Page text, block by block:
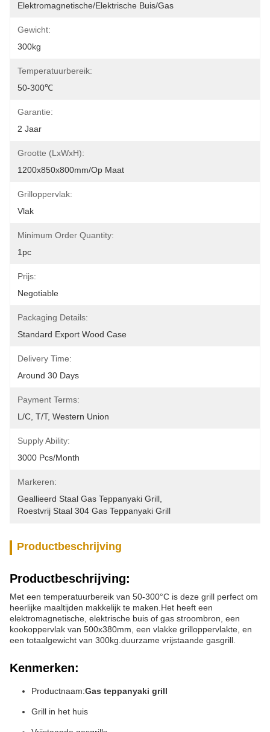
Elektromagnetische/elektrische Buis/gas
Gewicht:
300kg
Temperatuurbereik:
50-300℃
Garantie:
2 Jaar
Grootte (LxWxH):
1200x850x800mm/op Maat
Grilloppervlak:
Vlak
Minimum Order Quantity:
1pc
Prijs:
Negotiable
Packaging Details:
Standard Export Wood Case
Delivery Time:
Around 30 Days
Payment Terms:
L/C, T/T, Western Union
Supply Ability:
3000 Pcs/month
Markeren:
Geallieerd Staal Gas Teppanyaki Grill
Roestvrij Staal 304 Gas Teppanyaki Grill
Productbeschrijving
Productbeschrijving:
Met een temperatuurbereik van 50-300°C is deze grill perfect om
heerlijke maaltijden makkelijk te maken.Het heeft een
elektromagnetische, elektrische buis of gas stroombron, een
kookoppervlak van 500x380mm, een vlakke grilloppervlakte, en
een totaalgewicht van 300kg.duurzame vrijstaande gasgrill.
Kenmerken:
Productnaam:Gas teppanyaki grill
Grill in het huis